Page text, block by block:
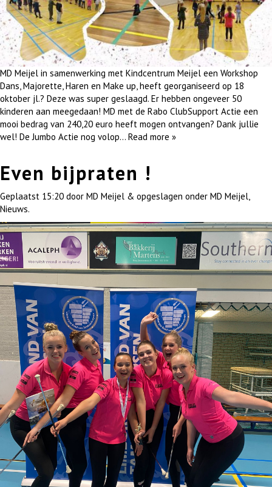
MD Meijel in samenwerking met Kindcentrum Meijel een Workshop
Dans, Majorette, Haren en Make up, heeft georganiseerd op 18
oktober jl.? Deze was super geslaagd. Er hebben ongeveer 50
kinderen aan meegedaan! MD met de Rabo ClubSupport Actie een
mooi bedrag van 240,20 euro heeft mogen ontvangen? Dank jullie
wel! De Jumbo Actie nog volop… Read more »
Even bijpraten !
Geplaatst 15:20 door MD Meijel & opgeslagen onder MD Meijel,
Nieuws.